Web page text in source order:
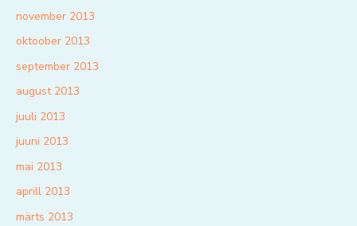
november 2013
oktoober 2013
september 2013
august 2013
juuli 2013
juuni 2013
mai 2013
aprill 2013
märts 2013